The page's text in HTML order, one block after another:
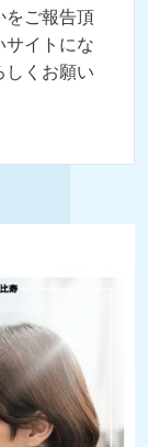
をご報告頂
サイトにな
しくお願い